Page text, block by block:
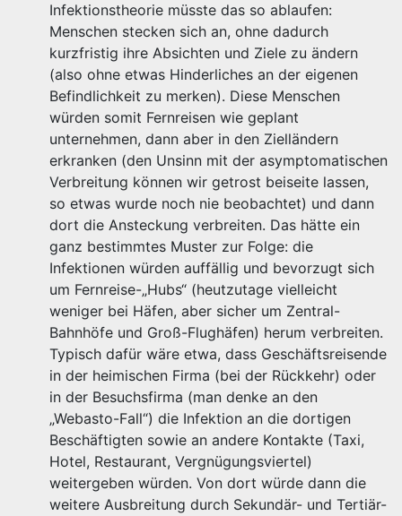
Infektionstheorie müsste das so ablaufen:
Menschen stecken sich an, ohne dadurch
kurzfristig ihre Absichten und Ziele zu ändern
(also ohne etwas Hinderliches an der eigenen
Befindlichkeit zu merken). Diese Menschen
würden somit Fernreisen wie geplant
unternehmen, dann aber in den Zielländern
erkranken (den Unsinn mit der asymptomatischen
Verbreitung können wir getrost beiseite lassen,
so etwas wurde noch nie beobachtet) und dann
dort die Ansteckung verbreiten. Das hätte ein
ganz bestimmtes Muster zur Folge: die
Infektionen würden auffällig und bevorzugt sich
um Fernreise-„Hubs“ (heutzutage vielleicht
weniger bei Häfen, aber sicher um Zentral-
Bahnhöfe und Groß-Flughäfen) herum verbreiten.
Typisch dafür wäre etwa, dass Geschäftsreisende
in der heimischen Firma (bei der Rückkehr) oder
in der Besuchsfirma (man denke an den
„Webasto-Fall“) die Infektion an die dortigen
Beschäftigten sowie an andere Kontakte (Taxi,
Hotel, Restaurant, Vergnügungsviertel)
weitergeben würden. Von dort würde dann die
weitere Ausbreitung durch Sekundär- und Tertiär-